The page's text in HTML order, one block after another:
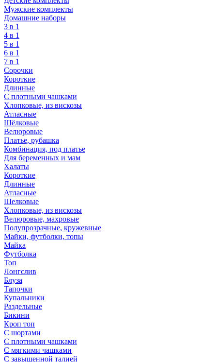
Мужские комплекты
Домашние наборы
3 в 1
4 в 1
5 в 1
6 в 1
7 в 1
Сорочки
Короткие
Длинные
С плотными чашками
Хлопковые, из вискозы
Атласные
Шёлковые
Велюровые
Платье, рубашка
Комбинация, под платье
Для беременных и мам
Халаты
Короткие
Длинные
Атласные
Шелковые
Хлопковые, из вискозы
Велюровые, махровые
Полупрозрачные, кружевные
Майки, футболки, топы
Майка
Футболка
Топ
Лонгслив
Блуза
Тапочки
Купальники
Раздельные
Бикини
Кроп топ
С шортами
С плотными чашками
С мягкими чашками
С завышенной талией